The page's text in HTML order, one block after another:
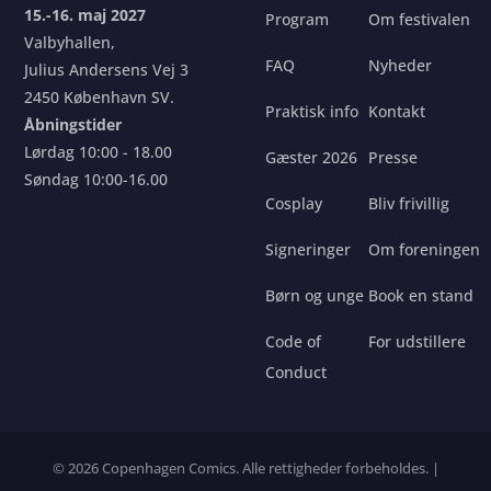
15.-16. maj 2027
Valbyhallen,
Julius Andersens Vej 3
2450 København SV.
Åbningstider
Lørdag 10:00 - 18.00
Søndag 10:00-16.00
Program
FAQ
Praktisk info
Gæster 2026
Cosplay
Signeringer
Børn og unge
Code of
Conduct
Om festivalen
Nyheder
Kontakt
Presse
Bliv frivillig
Om foreningen
Book en stand
For udstillere
© 2026 Copenhagen Comics. Alle rettigheder forbeholdes. |